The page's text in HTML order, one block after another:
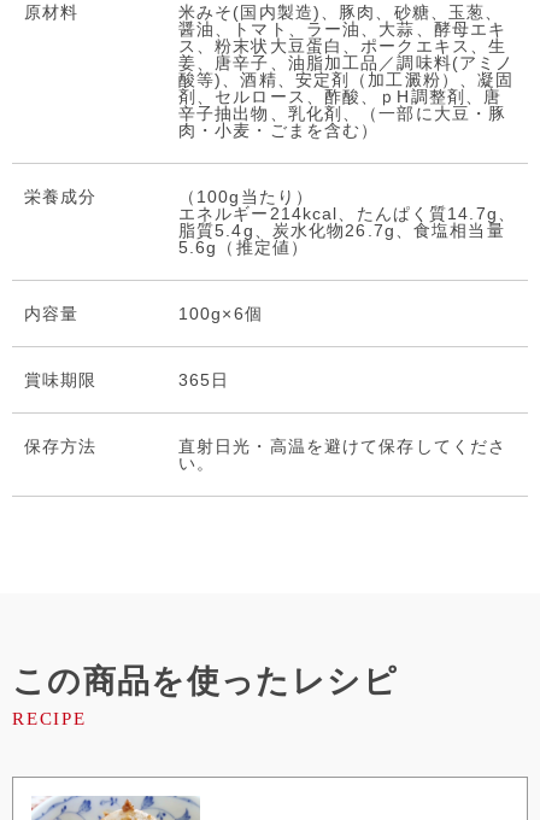
原材料
米みそ(国内製造)、豚肉、砂糖、玉葱、
醤油、トマト、ラー油、大蒜、酵母エキ
ス、粉末状大豆蛋白、ポークエキス、生
姜、唐辛子、油脂加工品／調味料(アミノ
酸等)、酒精、安定剤（加工澱粉）、凝固
剤、セルロース、酢酸、ｐH調整剤、唐
辛子抽出物、乳化剤、（一部に大豆・豚
肉・小麦・ごまを含む）
栄養成分
（100g当たり）
エネルギー214kcal、たんぱく質14.7g、
脂質5.4g、炭水化物26.7g、食塩相当量
5.6g（推定値）
内容量 100g×6個
賞味期限 365日
保存⽅法
直射日光・高温を避けて保存してくださ
い。
この商品を使ったレシピ